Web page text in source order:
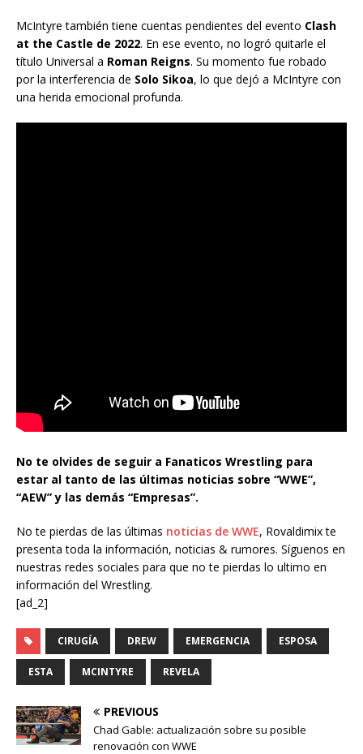
McIntyre también tiene cuentas pendientes del evento Clash
at the Castle de 2022. En ese evento, no logró quitarle el
título Universal a Roman Reigns. Su momento fue robado
por la interferencia de Solo Sikoa, lo que dejó a McIntyre con
una herida emocional profunda.
No te olvides de seguir a Fanaticos Wrestling para
estar al tanto de las últimas noticias sobre “WWE”,
“AEW” y las demás “Empresas”.
No te pierdas de las últimas noticias de WWE, Rovaldimix te
presenta toda la información, noticias & rumores. Síguenos en
nuestras redes sociales para que no te pierdas lo ultimo en
información del Wrestling.
[ad_2]
CIRUGÍA DREW EMERGENCIA ESPOSA
ESTA MCINTYRE REVELA
PREVIOUS
Chad Gable: actualización sobre su posible
renovación con WWE